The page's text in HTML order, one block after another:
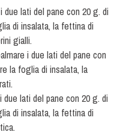
due lati del pane con 20 g. di
di insalata, la fettina di
gialli.
i due lati del pane con
la foglia di insalata, la
due lati del pane con 20 g. di
di insalata, la fettina di